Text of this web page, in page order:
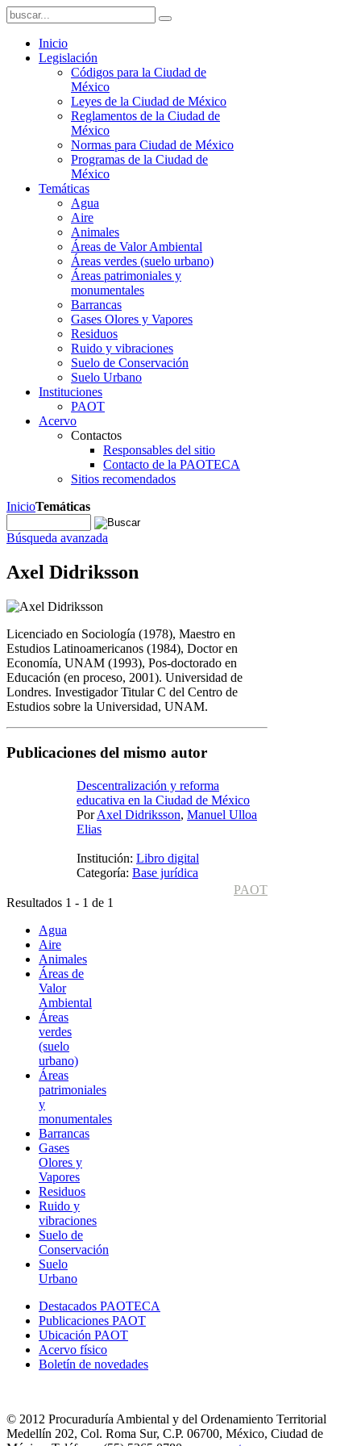
Inicio
Legislación
Códigos para la Ciudad de
México
Leyes de la Ciudad de México
Reglamentos de la Ciudad de
México
Normas para Ciudad de México
Programas de la Ciudad de
México
Temáticas
Agua
Aire
Animales
Áreas de Valor Ambiental
Áreas verdes (suelo urbano)
Áreas patrimoniales y
monumentales
Barrancas
Gases Olores y Vapores
Residuos
Ruido y vibraciones
Suelo de Conservación
Suelo Urbano
Instituciones
PAOT
Acervo
Contactos
Responsables del sitio
Contacto de la PAOTECA
Sitios recomendados
InicioTemáticas
Búsqueda avanzada
Axel Didriksson
Licenciado en Sociología (1978), Maestro en
Estudios Latinoamericanos (1984), Doctor en
Economía, UNAM (1993), Pos-doctorado en
Educación (en proceso, 2001). Universidad de
Londres. Investigador Titular C del Centro de
Estudios sobre la Universidad, UNAM.
Publicaciones del mismo autor
Descentralización y reforma
educativa en la Ciudad de México
PorAxel Didriksson, Manuel Ulloa
Elias
Institución: Libro digital
Categoría: Base jurídica
PAOT
Resultados 1 - 1 de 1
Agua
Aire
Animales
Áreas de
Valor
Ambiental
Áreas
verdes
(suelo
urbano)
Áreas
patrimoniales
y
monumentales
Barrancas
Gases
Olores y
Vapores
Residuos
Ruido y
vibraciones
Suelo de
Conservación
Suelo
Urbano
Destacados PAOTECA
Publicaciones PAOT
Ubicación PAOT
Acervo físico
Boletín de novedades
© 2012 Procuraduría Ambiental y del Ordenamiento Territorial
Medellín 202, Col. Roma Sur, C.P. 06700, México, Ciudad de